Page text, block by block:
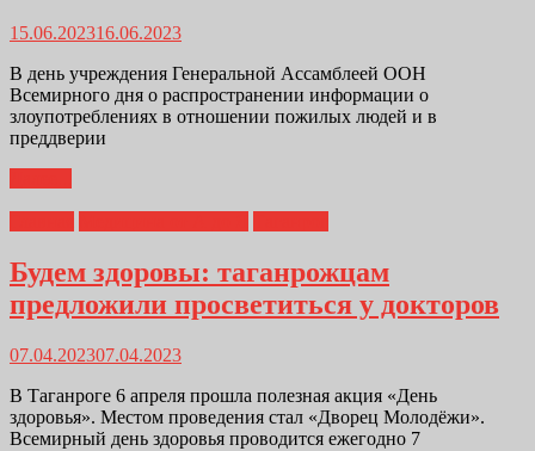
15.06.202316.06.2023
В день учреждения Генеральной Ассамблеей ООН
Всемирного дня о распространении информации о
злоупотреблениях в отношении пожилых людей и в
преддверии
Будем здоровы: таганрожцам
предложили просветиться у докторов
07.04.202307.04.2023
В Таганроге 6 апреля прошла полезная акция «День
здоровья». Местом проведения стал «Дворец Молодёжи».
Всемирный день здоровья проводится ежегодно 7